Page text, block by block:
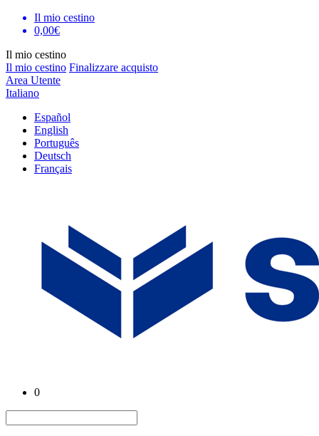
Il mio cestino
0,00€
Il mio cestino
Il mio cestino Finalizzare acquisto
Area Utente
Italiano
Español
English
Português
Deutsch
Français
0